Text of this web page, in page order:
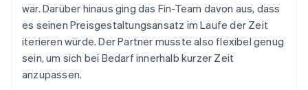
war. Darüber hinaus ging das Fin-Team davon aus, dass
es seinen Preisgestaltungsansatz im Laufe der Zeit
iterieren würde. Der Partner musste also flexibel genug
sein, um sich bei Bedarf innerhalb kurzer Zeit
anzupassen.